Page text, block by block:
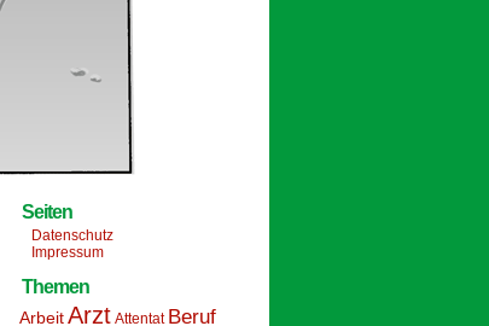
Seiten
Datenschutz
Impressum
Themen
ArbeitArzt Attentat Beruf